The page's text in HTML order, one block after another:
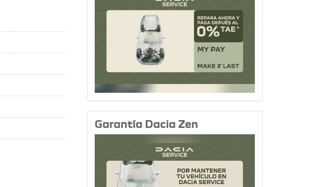
Garantía Dacia Zen